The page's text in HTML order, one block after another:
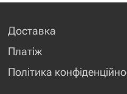
Доставка
Платіж
Політика